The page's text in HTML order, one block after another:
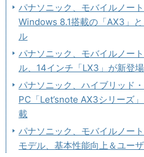
パナソニック、モバイルノー
Windows 8.1搭載の「AX3」
ル
パナソニック、モバイルノー
ル、14インチ「LX3」が新登場
パナソニック、ハイブリッド
PC「Let’snote AX3シリーズ
載
パナソニック、モバイルノー
モデル、基本性能向上＆ユー